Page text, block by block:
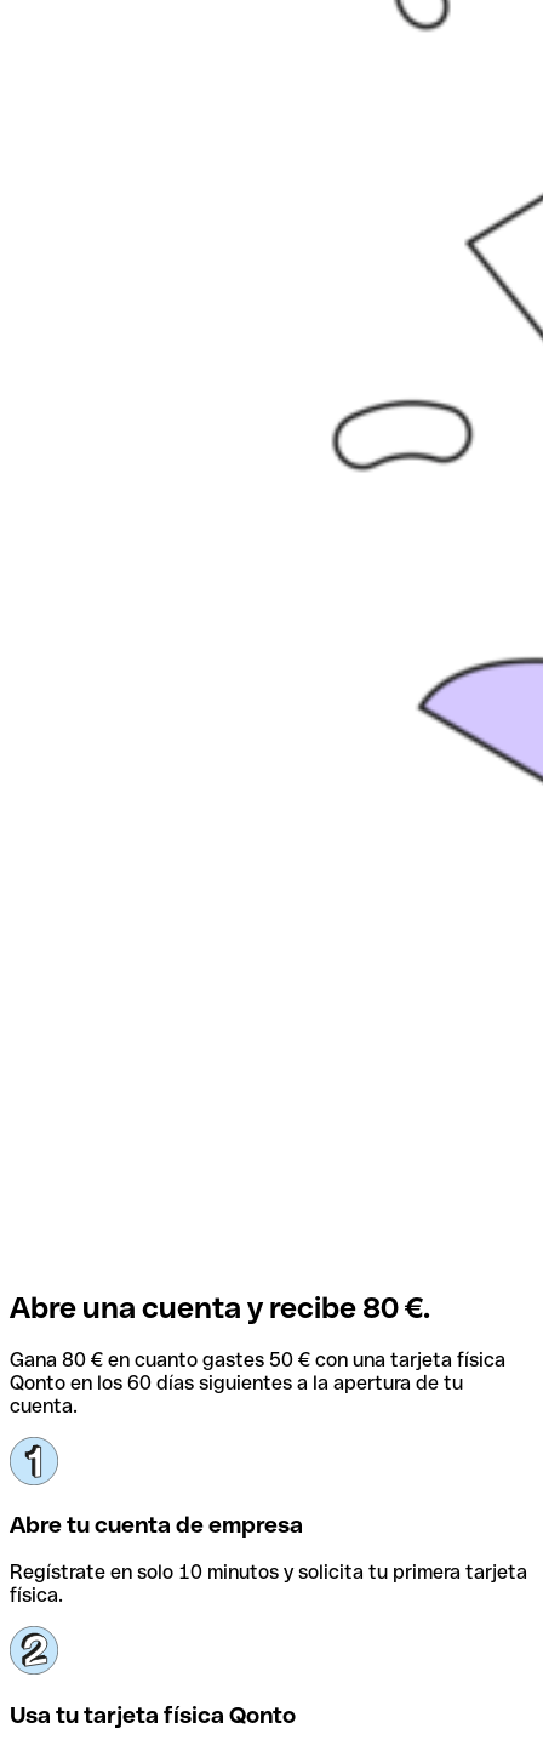
Abre una cuenta y recibe 80 €.
Gana 80 € en cuanto gastes 50 € con una tarjeta física
Qonto en los 60 días siguientes a la apertura de tu
cuenta.
Abre tu cuenta de empresa
Regístrate en solo 10 minutos y solicita tu primera tarjeta
física.
Usa tu tarjeta física Qonto